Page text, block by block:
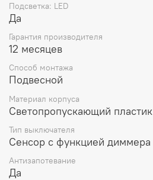
Подсветка: LED
Да
Гарантия производителя
12 месяцев
Способ монтажа
Подвесной
Материал корпуса
Светопропускающий пластик
Тип выключателя
Сенсор с функцией диммера
Антизапотевание
Да